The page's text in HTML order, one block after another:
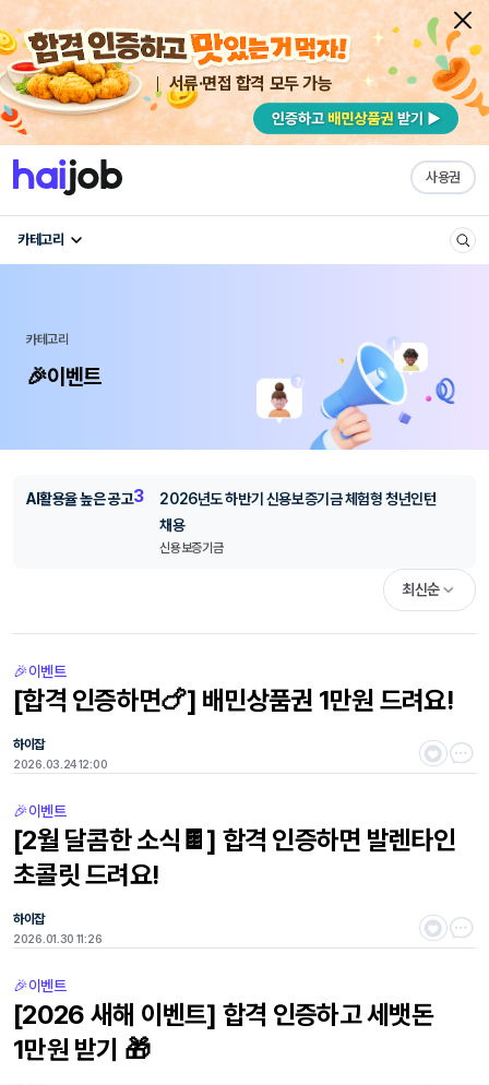
서류·면접 합격 모두 가능
사용권
카테고리
카테고리
🎉이벤트
AI활용율 높은 공고3
2026년도 하반기 신용보증기금 체험형 청년인턴
채용
신용보증기금
최신순
🎉이벤트
[합격 인증하면🍗] 배민상품권 1만원 드려요!
하이잡
2026.03.24 12:00
🎉이벤트
[2월 달콤한 소식🍫] 합격 인증하면 발렌타인
초콜릿 드려요!
하이잡
2026.01.30 11:26
🎉이벤트
[2026 새해 이벤트] 합격 인증하고 세뱃돈
1만원 받기 🎁